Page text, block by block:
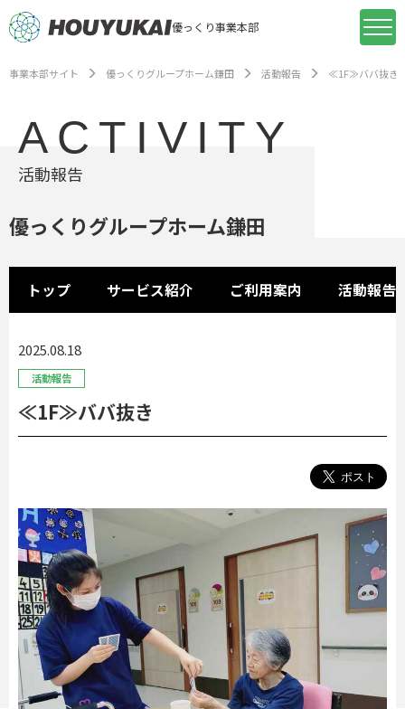
優っくり事業本部
事業本部サイト 優っくりグループホーム鎌田 活動報告 ≪1F≫ババ抜き
ACTIVITY
活動報告
優っくりグループホーム鎌田
トップ サービス紹介 ご利用案内 活動報告
2025.08.18
活動報告
≪1F≫ババ抜き